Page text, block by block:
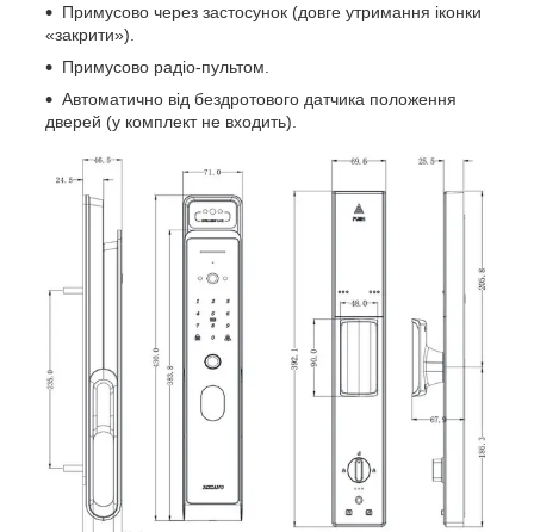
Примусово через застосунок (довге утримання іконки
«закрити»).
Примусово радіо-пультом.
Автоматично від бездротового датчика положення
дверей (у комплект не входить).